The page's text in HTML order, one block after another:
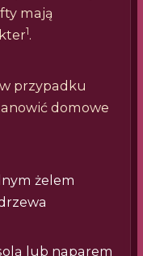
mają
1.
przypadku
domowe
żelem
lub naparem